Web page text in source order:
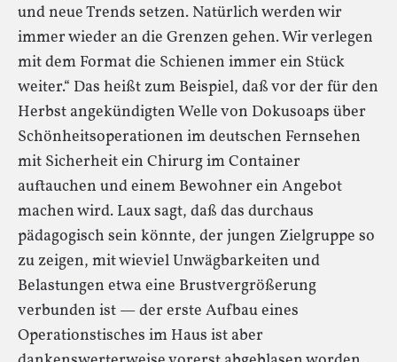
und neue Trends setzen. Natürlich werden wir
immer wieder an die Grenzen gehen. Wir verlegen
mit dem Format die Schienen immer ein Stück
weiter.“ Das heißt zum Beispiel, daß vor der für den
Herbst angekündigten Welle von Dokusoaps über
Schönheitsoperationen im deutschen Fernsehen
mit Sicherheit ein Chirurg im Container
auftauchen und einem Bewohner ein Angebot
machen wird. Laux sagt, daß das durchaus
pädagogisch sein könnte, der jungen Zielgruppe so
zu zeigen, mit wieviel Unwägbarkeiten und
Belastungen etwa eine Brustvergrößerung
verbunden ist — der erste Aufbau eines
Operationstisches im Haus ist aber